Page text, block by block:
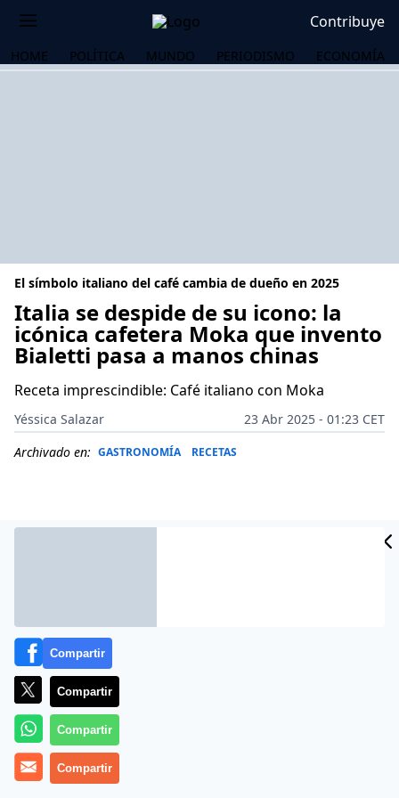
Contribuye
HOME POLÍTICA MUNDO PERIODISMO ECONOMÍA
El símbolo italiano del café cambia de dueño en 2025
Italia se despide de su icono: la
icónica cafetera Moka que invento
Bialetti pasa a manos chinas
Receta imprescindible: Café italiano con Moka
Yéssica Salazar
23 Abr 2025 - 01:23 CET
Archivado en: GASTRONOMÍA RECETAS
Más información
Compartir
Compartir
Compartir
Compartir